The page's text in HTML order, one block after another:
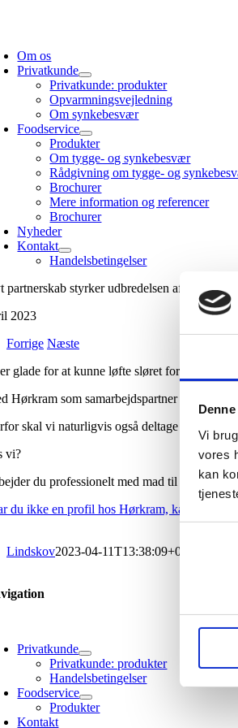
Vi
vores
kan
Om os
Privatkunde
Privatkunde: produkter
Opvarmningsvejledning
Om synkebesvær
Foodservice
Produkter
Om tygge- og synkebesvær
Rådgivning om tygge- og
Brochurer
Mere information og referencer
Brochurer
Nyheder
Kontakt
Handelsbetingelser
partnerskab styrker udbredelsen af
2023
Forrige Næste
glade for at kunne løfte sløret for vores nye
Hørkram som samarbejdspartner kan vi
skal vi naturligvis også deltage på
vi?
du professionelt med mad til
du ikke en profil hos Hørkram, kan du også
Lindskov2023-04-11T13:38:09+02:00
Privatkunde
Privatkunde: produkter
Handelsbetingelser
Foodservice
Produkter
Kontakt